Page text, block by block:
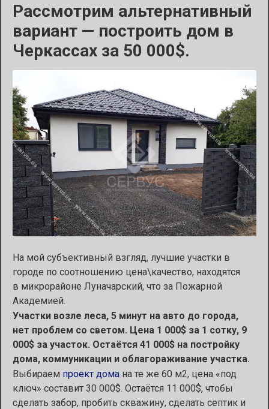
Рассмотрим альтернативный
вариант — построить дом в
Черкассах за 50 000$.
На мой субъективный взгляд, лучшие участки в
городе по соотношению цена\качество, находятся
в микрорайоне Луначарский, что за Пожарной
Академией.
Участки возле леса, 5 минут на авто до города,
нет проблем со светом. Цена 1 000$ за 1 сотку, 9
000$ за участок. Остаётся 41 000$ на постройку
дома, коммуникации и облагораживание участка.
Выбираем проект дома на те же 60 м2, цена «под
ключ» составит 30 000$. Остаётся 11 000$, чтобы
сделать забор, пробить скважину, сделать септик и